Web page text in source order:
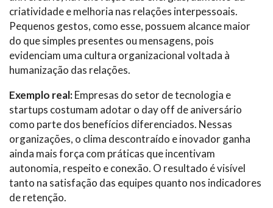
criatividade e melhoria nas relações interpessoais.
Pequenos gestos, como esse, possuem alcance maior
do que simples presentes ou mensagens, pois
evidenciam uma cultura organizacional voltada à
humanização das relações.
Exemplo real:Empresas do setor de tecnologia e
startups costumam adotar o day off de aniversário
como parte dos benefícios diferenciados. Nessas
organizações, o clima descontraído e inovador ganha
ainda mais força com práticas que incentivam
autonomia, respeito e conexão. O resultado é visível
tanto na satisfação das equipes quanto nos indicadores
de retenção.